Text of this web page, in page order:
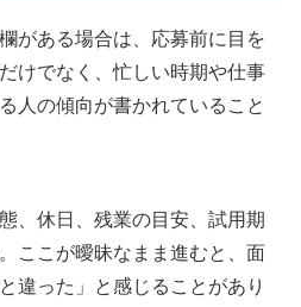
がある場合は、応募前に目を
けでなく、忙しい時期や仕事
人の傾向が書かれていること
、休日、残業の目安、試用期
ここが曖昧なまま進むと、面
違った」と感じることがあり